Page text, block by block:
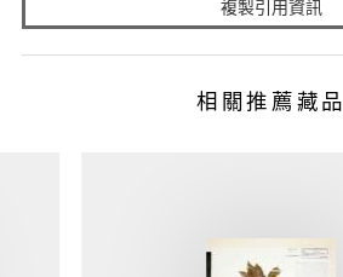
複製引用資訊
相關推薦藏品